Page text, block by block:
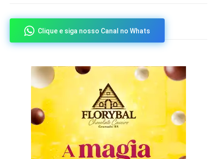
Clique e siga nosso Canal no Whats